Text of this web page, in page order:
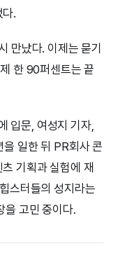
.
만났다. 이제는 묻기
한 90퍼센트는 끝
입문, 여성지 기자,
일한 뒤 PR회사 콘
기획과 실험에 재
스터들의 성지라는
을 고민 중이다.